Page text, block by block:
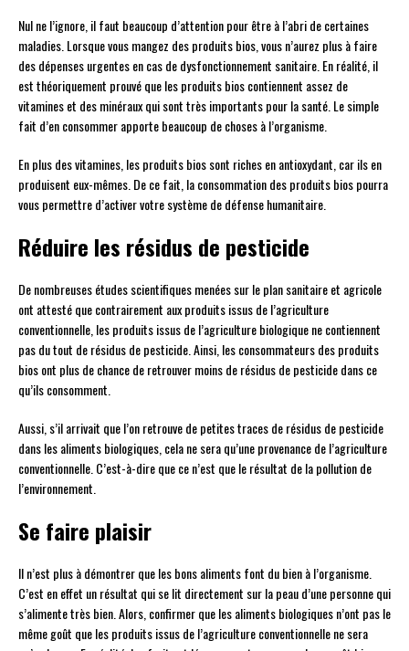
Nul ne l’ignore, il faut beaucoup d’attention pour être à l’abri de certaines
maladies. Lorsque vous mangez des produits bios, vous n’aurez plus à faire
des dépenses urgentes en cas de dysfonctionnement sanitaire. En réalité, il
est théoriquement prouvé que les produits bios contiennent assez de
vitamines et des minéraux qui sont très importants pour la santé. Le simple
fait d’en consommer apporte beaucoup de choses à l’organisme.
En plus des vitamines, les produits bios sont riches en antioxydant, car ils en
produisent eux-mêmes. De ce fait, la consommation des produits bios pourra
vous permettre d’activer votre système de défense humanitaire.
Réduire les résidus de pesticide
De nombreuses études scientifiques menées sur le plan sanitaire et agricole
ont attesté que contrairement aux produits issus de l’agriculture
conventionnelle, les produits issus de l’agriculture biologique ne contiennent
pas du tout de résidus de pesticide. Ainsi, les consommateurs des produits
bios ont plus de chance de retrouver moins de résidus de pesticide dans ce
qu’ils consomment.
Aussi, s’il arrivait que l’on retrouve de petites traces de résidus de pesticide
dans les aliments biologiques, cela ne sera qu’une provenance de l’agriculture
conventionnelle. C’est-à-dire que ce n’est que le résultat de la pollution de
l’environnement.
Se faire plaisir
Il n’est plus à démontrer que les bons aliments font du bien à l’organisme.
C’est en effet un résultat qui se lit directement sur la peau d’une personne qui
s’alimente très bien. Alors, confirmer que les aliments biologiques n’ont pas le
même goût que les produits issus de l’agriculture conventionnelle ne sera